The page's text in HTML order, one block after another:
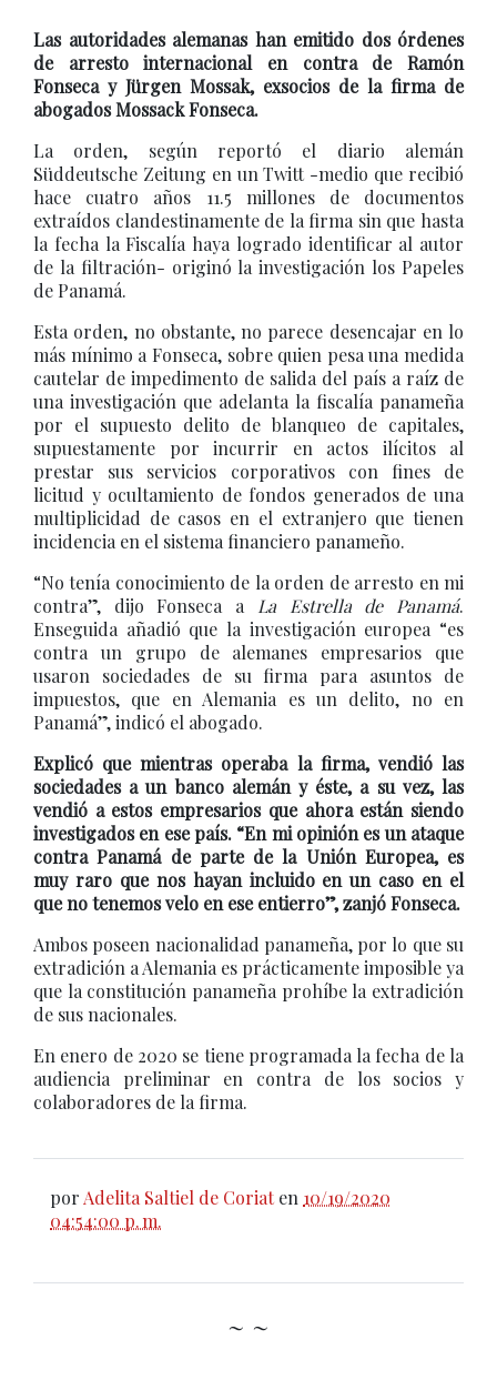
Las autoridades alemanas han emitido dos órdenes
de arresto internacional en contra de Ramón
Fonseca y Jürgen Mossak, exsocios de la firma de
abogados Mossack Fonseca.
La orden, según reportó el diario alemán
Süddeutsche Zeitung en un Twitt -medio que recibió
hace cuatro años 11.5 millones de documentos
extraídos clandestinamente de la firma sin que hasta
la fecha la Fiscalía haya logrado identificar al autor
de la filtración- originó la investigación los Papeles
de Panamá.
Esta orden, no obstante, no parece desencajar en lo
más mínimo a Fonseca, sobre quien pesa una medida
cautelar de impedimento de salida del país a raíz de
una investigación que adelanta la fiscalía panameña
por el supuesto delito de blanqueo de capitales,
supuestamente por incurrir en actos ilícitos al
prestar sus servicios corporativos con fines de
licitud y ocultamiento de fondos generados de una
multiplicidad de casos en el extranjero que tienen
incidencia en el sistema financiero panameño.
“No tenía conocimiento de la orden de arresto en mi
contra”, dijo Fonseca a
La Estrella de Panamá.
Enseguida añadió que la investigación europea “es
contra un grupo de alemanes empresarios que
usaron sociedades de su firma para asuntos de
impuestos, que en Alemania es un delito, no en
Panamá”, indicó el abogado.
Explicó que mientras operaba la firma, vendió las
sociedades a un banco alemán y éste, a su vez, las
vendió a estos empresarios que ahora están siendo
investigados en ese país. “En mi opinión es un ataque
contra Panamá de parte de la Unión Europea, es
muy raro que nos hayan incluido en un caso en el
que no tenemos velo en ese entierro”, zanjó Fonseca.
Ambos poseen nacionalidad panameña, por lo que su
extradición a Alemania es prácticamente imposible ya
que la constitución panameña prohíbe la extradición
de sus nacionales.
En enero de 2020 se tiene programada la fecha de la
audiencia preliminar en contra de los socios y
colaboradores de la firma.
por Adelita Saltiel de Coriat en 10/19/2020
04:54:00 p. m.
~ ~